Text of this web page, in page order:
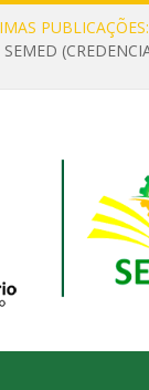
PUBLICAÇÕES: